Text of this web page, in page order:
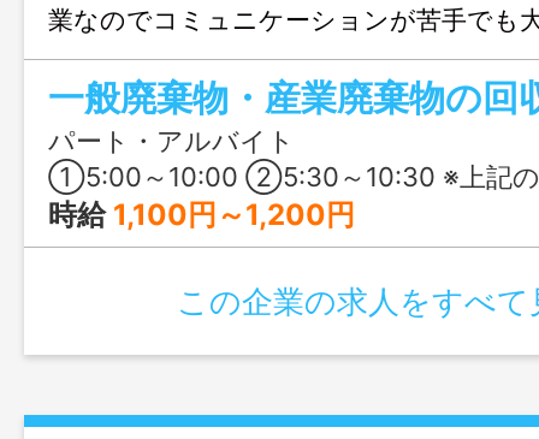
業なのでコミュニケーションが苦手でも
別不問でミドル世代や定年退職後の活気
代の方まで、幅広く募集中。お気軽にご
パート・アルバイト
①5:00～10:00 ②5:30～10:30 ※上記の時間帯で3
時給 1,100円～1,200円
この企業の求人をすべて